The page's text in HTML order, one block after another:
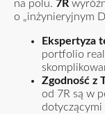
na polu. 7R
o „inżynieryjnym
Ekspertyza
portfolio
Zgodność z
od 7R są w
dotyczącymi